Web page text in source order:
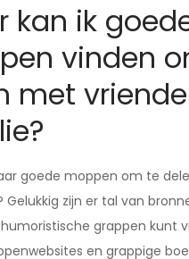
kan ik
vinden
met
goede moppen om te
Gelukkig zijn er tal van
grappen kunt
en grappige